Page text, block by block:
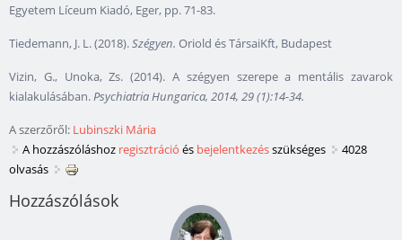
Egyetem Líceum Kiadó, Eger, pp. 71-83.
Tiedemann, J. L. (2018).Szégyen. Oriold és TársaiKft, Budapest
Vizin, G., Unoka, Zs. (2014). A szégyen szerepe a mentális zavarok
kialakulásában. Psychiatria Hungarica, 2014, 29 (1):14-34.
A szerzőről: Lubinszki Mária
A hozzászóláshoz regisztráció és bejelentkezésszükséges
4028
olvasás
Hozzászólások